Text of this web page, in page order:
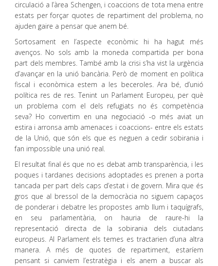
circulació a l’àrea Schengen, i coaccions de tota mena entre
estats per forçar quotes de repartiment del problema, no
ajuden gaire a pensar que anem bé.
Sortosament en l’aspecte econòmic hi ha hagut més
avenços. No sols amb la moneda compartida per bona
part dels membres. També amb la crisi s’ha vist la urgència
d’avançar en la unió bancària. Però de moment en política
fiscal i econòmica estem a les beceroles. Ara bé, d’unió
política res de res. Tenint un Parlament Europeu, per què
un problema com el dels refugiats no és competència
seva? Ho convertim en una negociació -o més aviat un
estira i arronsa amb amenaces i coaccions- entre els estats
de la Unió, que són els que es neguen a cedir sobirania i
fan impossible una unió real.
El resultat final és que no es debat amb transparència, i les
poques i tardanes decisions adoptades es prenen a porta
tancada per part dels caps d’estat i de govern. Mira que és
gros que al bressol de la democràcia no siguem capaços
de ponderar i debatre les propostes amb llum i taquígrafs,
en seu parlamentària, on hauria de raure-hi la
representació directa de la sobirania dels ciutadans
europeus. Al Parlament els temes es tractarien d’una altra
manera. A més de quotes de repartiment, estaríem
pensant si canviem l’estratègia i els anem a buscar als